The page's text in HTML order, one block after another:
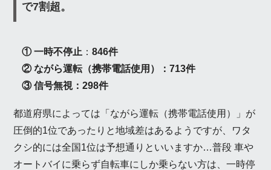
で7割超。
① 一時不停止 ： 846件
② ながら運転（携帯電話使用）：713件
③ 信号無視：298件
都道府県によっては「ながら運転（携帯電話使用）」が
圧倒的1位であったりと地域差はあるようですが、ワタ
クシ的には全国1位は予想通りといいますか…普段 車や
オートバイに乗らず自転車にしか乗らない方は、一時停